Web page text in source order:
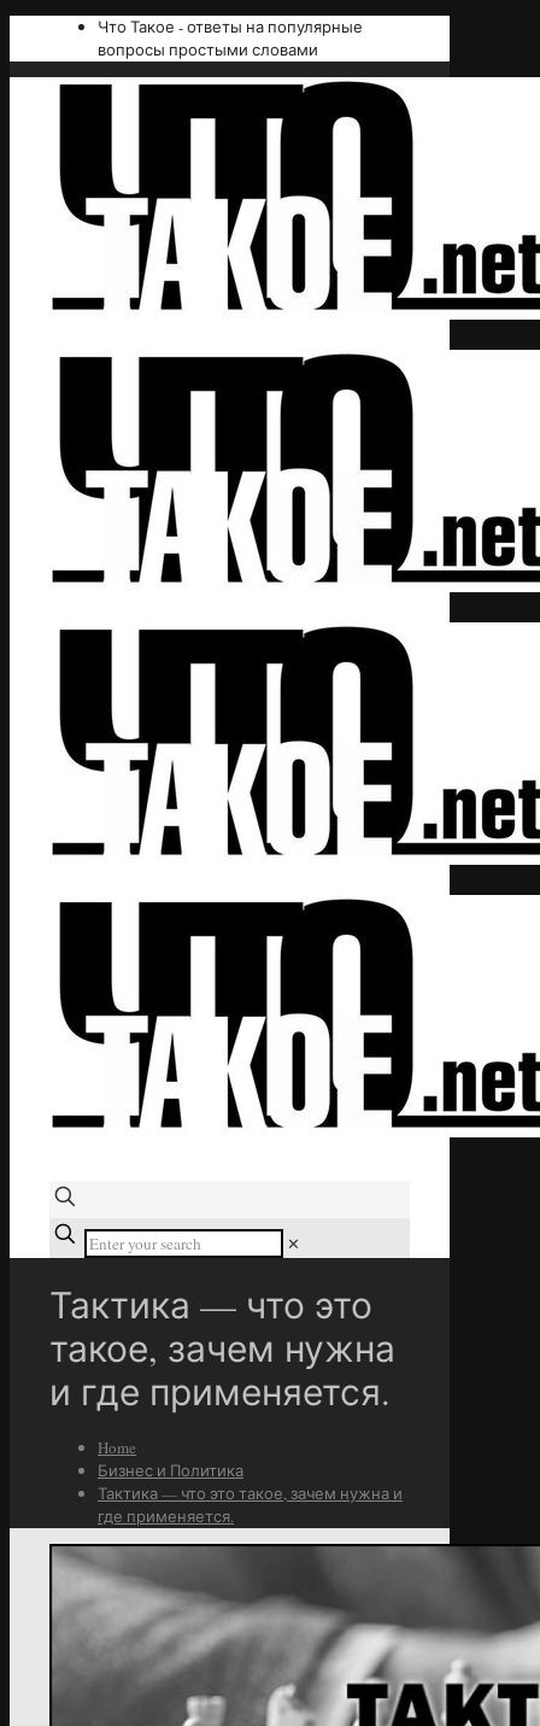
Что Такое - ответы на популярные
вопросы простыми словами
✕
Тактика — что это
такое, зачем нужна
и где применяется.
Home
Бизнес и Политика
Тактика — что это такое, зачем нужна и
где применяется.